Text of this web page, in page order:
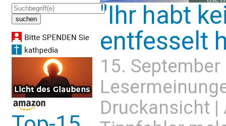
"Ihr habt
entfesselt
15.
Druckansicht |